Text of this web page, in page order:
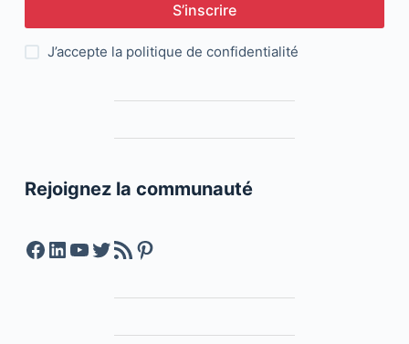
S’inscrire
J’accepte la politique de confidentialité
Rejoignez la communauté
Facebook
LinkedIn
YouTube
Twitter
Feed RSSPinterest